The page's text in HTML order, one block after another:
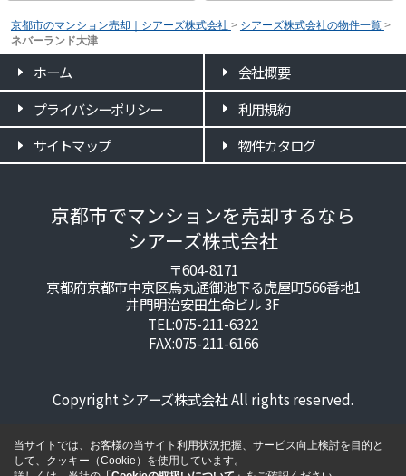
京都市のマンション売却｜シアーズ株式会社 > シアーズ株式会社の物件一覧 >
ネバーランド大津
ホーム
会社概要
プライバシーポリシー
利用規約
サイトマップ
物件カタログ
京都市でマンションを売却するなら
シアーズ株式会社
〒604-8171
京都府京都市中京区烏丸通御池下る虎屋町566番地1
井門明治安田生命ビル 3F
TEL:075-211-6322
FAX:075-211-6166
Copyright シアーズ株式会社 All rights reserved.
当サイトでは、お客様の当サイト利用状況把握、サービス向上検討を目的と
して、クッキー（Cookie）を使用しています。